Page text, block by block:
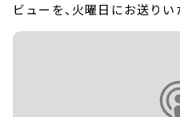
ビューを、火曜日にお送りい